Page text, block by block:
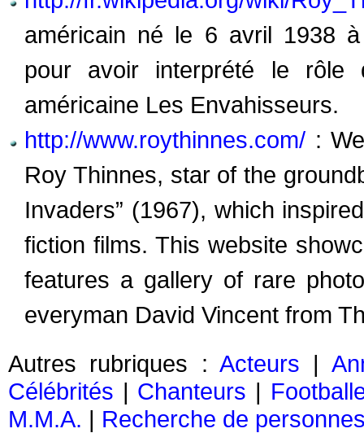
américain né le 6 avril 1938
pour avoir interprété le
américaine Les Envahisseurs.
http://www.roythinnes.com/ :
Roy Thinnes, star of the
Invaders” (1967), which
fiction films. This website
features a gallery of rare
everyman David Vincent from
Autres rubriques : Acteurs |
Célébrités | Chanteurs |
M.M.A. | Recherche de